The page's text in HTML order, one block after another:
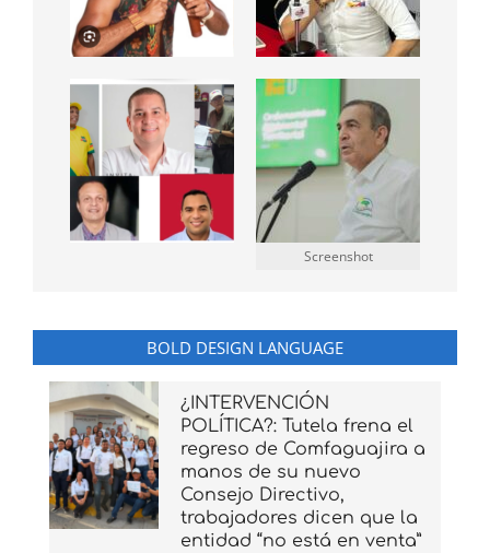
Screenshot
BOLD DESIGN LANGUAGE
¿INTERVENCIÓN
POLÍTICA?: Tutela frena el
regreso de Comfaguajira a
manos de su nuevo
Consejo Directivo,
trabajadores dicen que la
entidad “no está en venta”